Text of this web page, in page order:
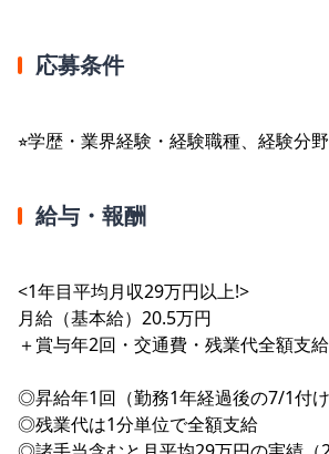
応募条件
⭐︎学歴・業界経験・経験職種、経験分野
給与・報酬
<1年目平均月収29万円以上!>
月給（基本給）20.5万円
＋賞与年2回・交通費・残業代全額支給
◎昇給年1回（勤務1年経過後の7/1付け
◎残業代は1分単位で全額支給